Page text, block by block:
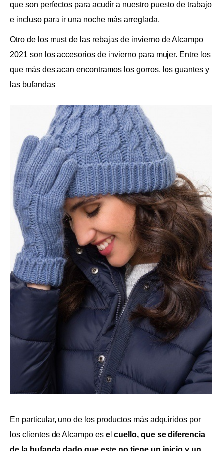
que son perfectos para acudir a nuestro puesto de trabajo
e incluso para ir una noche más arreglada.
Otro de los must de las rebajas de invierno de Alcampo
2021 son los accesorios de invierno para mujer. Entre los
que más destacan encontramos los gorros, los guantes y
las bufandas.
En particular, uno de los productos más adquiridos por
los clientes de Alcampo es el cuello, que se diferencia
de la bufanda dado que este no tiene un inicio y un